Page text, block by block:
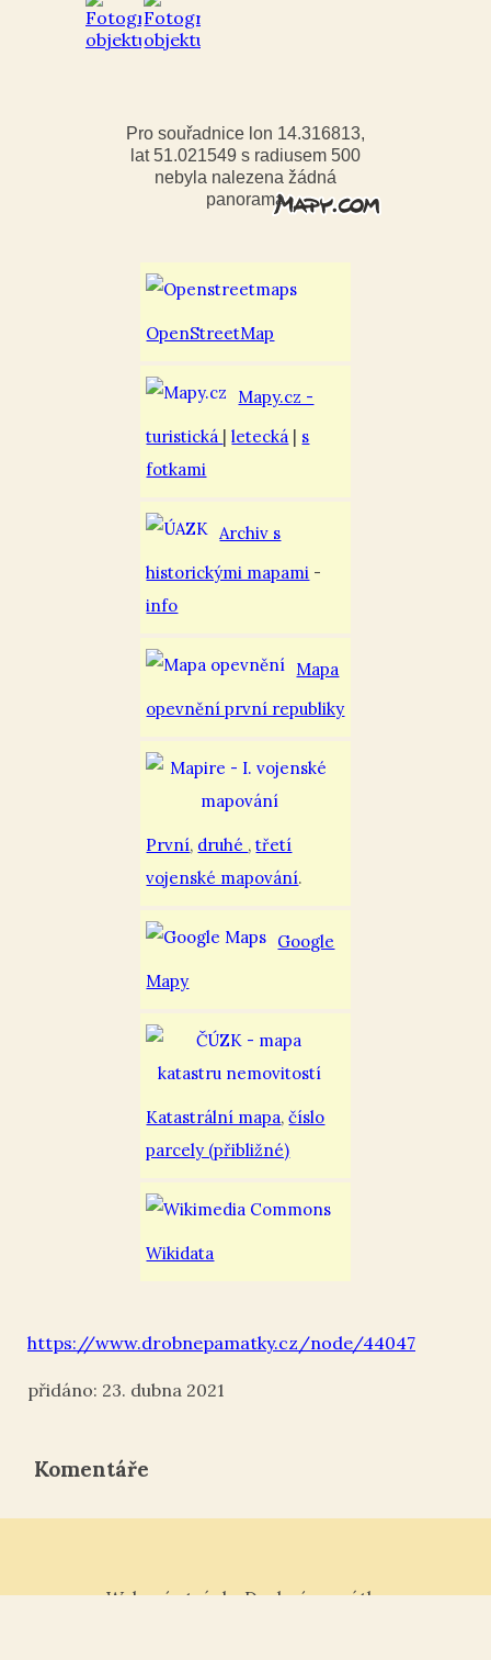
Pro souřadnice lon 14.316813,
lat 51.021549 s radiusem 500
nebyla nalezena žádná
panorama
OpenStreetMap
Mapy.cz -
turistická |letecká | s
fotkami
Archiv s
historickými mapami -
info
Mapa
opevnění první republiky
První, druhé ,třetí
vojenské mapování.
Google
Mapy
Katastrální mapa,číslo
parcely (přibližné)
Wikidata
https://www.drobnepamatky.cz/node/44047
23. dubna 2021
Komentáře
Webové stránky Drobné památky